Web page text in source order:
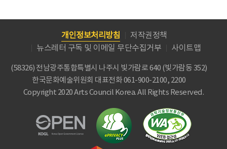
개인정보처리방침
저작권정책
뉴스레터 구독 및 이메일 무단수집거부
사이트맵
(58326) 전남광주통합특별시 나주시 빛가람로 640 (빛가람동 352)
한국문화예술위원회 대표전화 061-900-2100, 2200
Copyright 2020 Arts Council Korea. All Rights Reserved.